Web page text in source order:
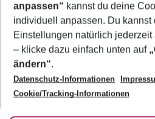
Footer
Footer navigation
Über uns
AGB
Bestpreisgarantie
Cookie-Einstellungen ändern
Cookie-Richtlinie
Agenturbetreuung
Barrierefreies Reisen
Folge uns
anpassen“ kannst du deine
individuell anpassen. Du kannst
Einstellungen natürlich
– klicke dazu einfach unten auf
ändern“.
Datenschutz-Informationen
Cookie/Tracking-Informationen